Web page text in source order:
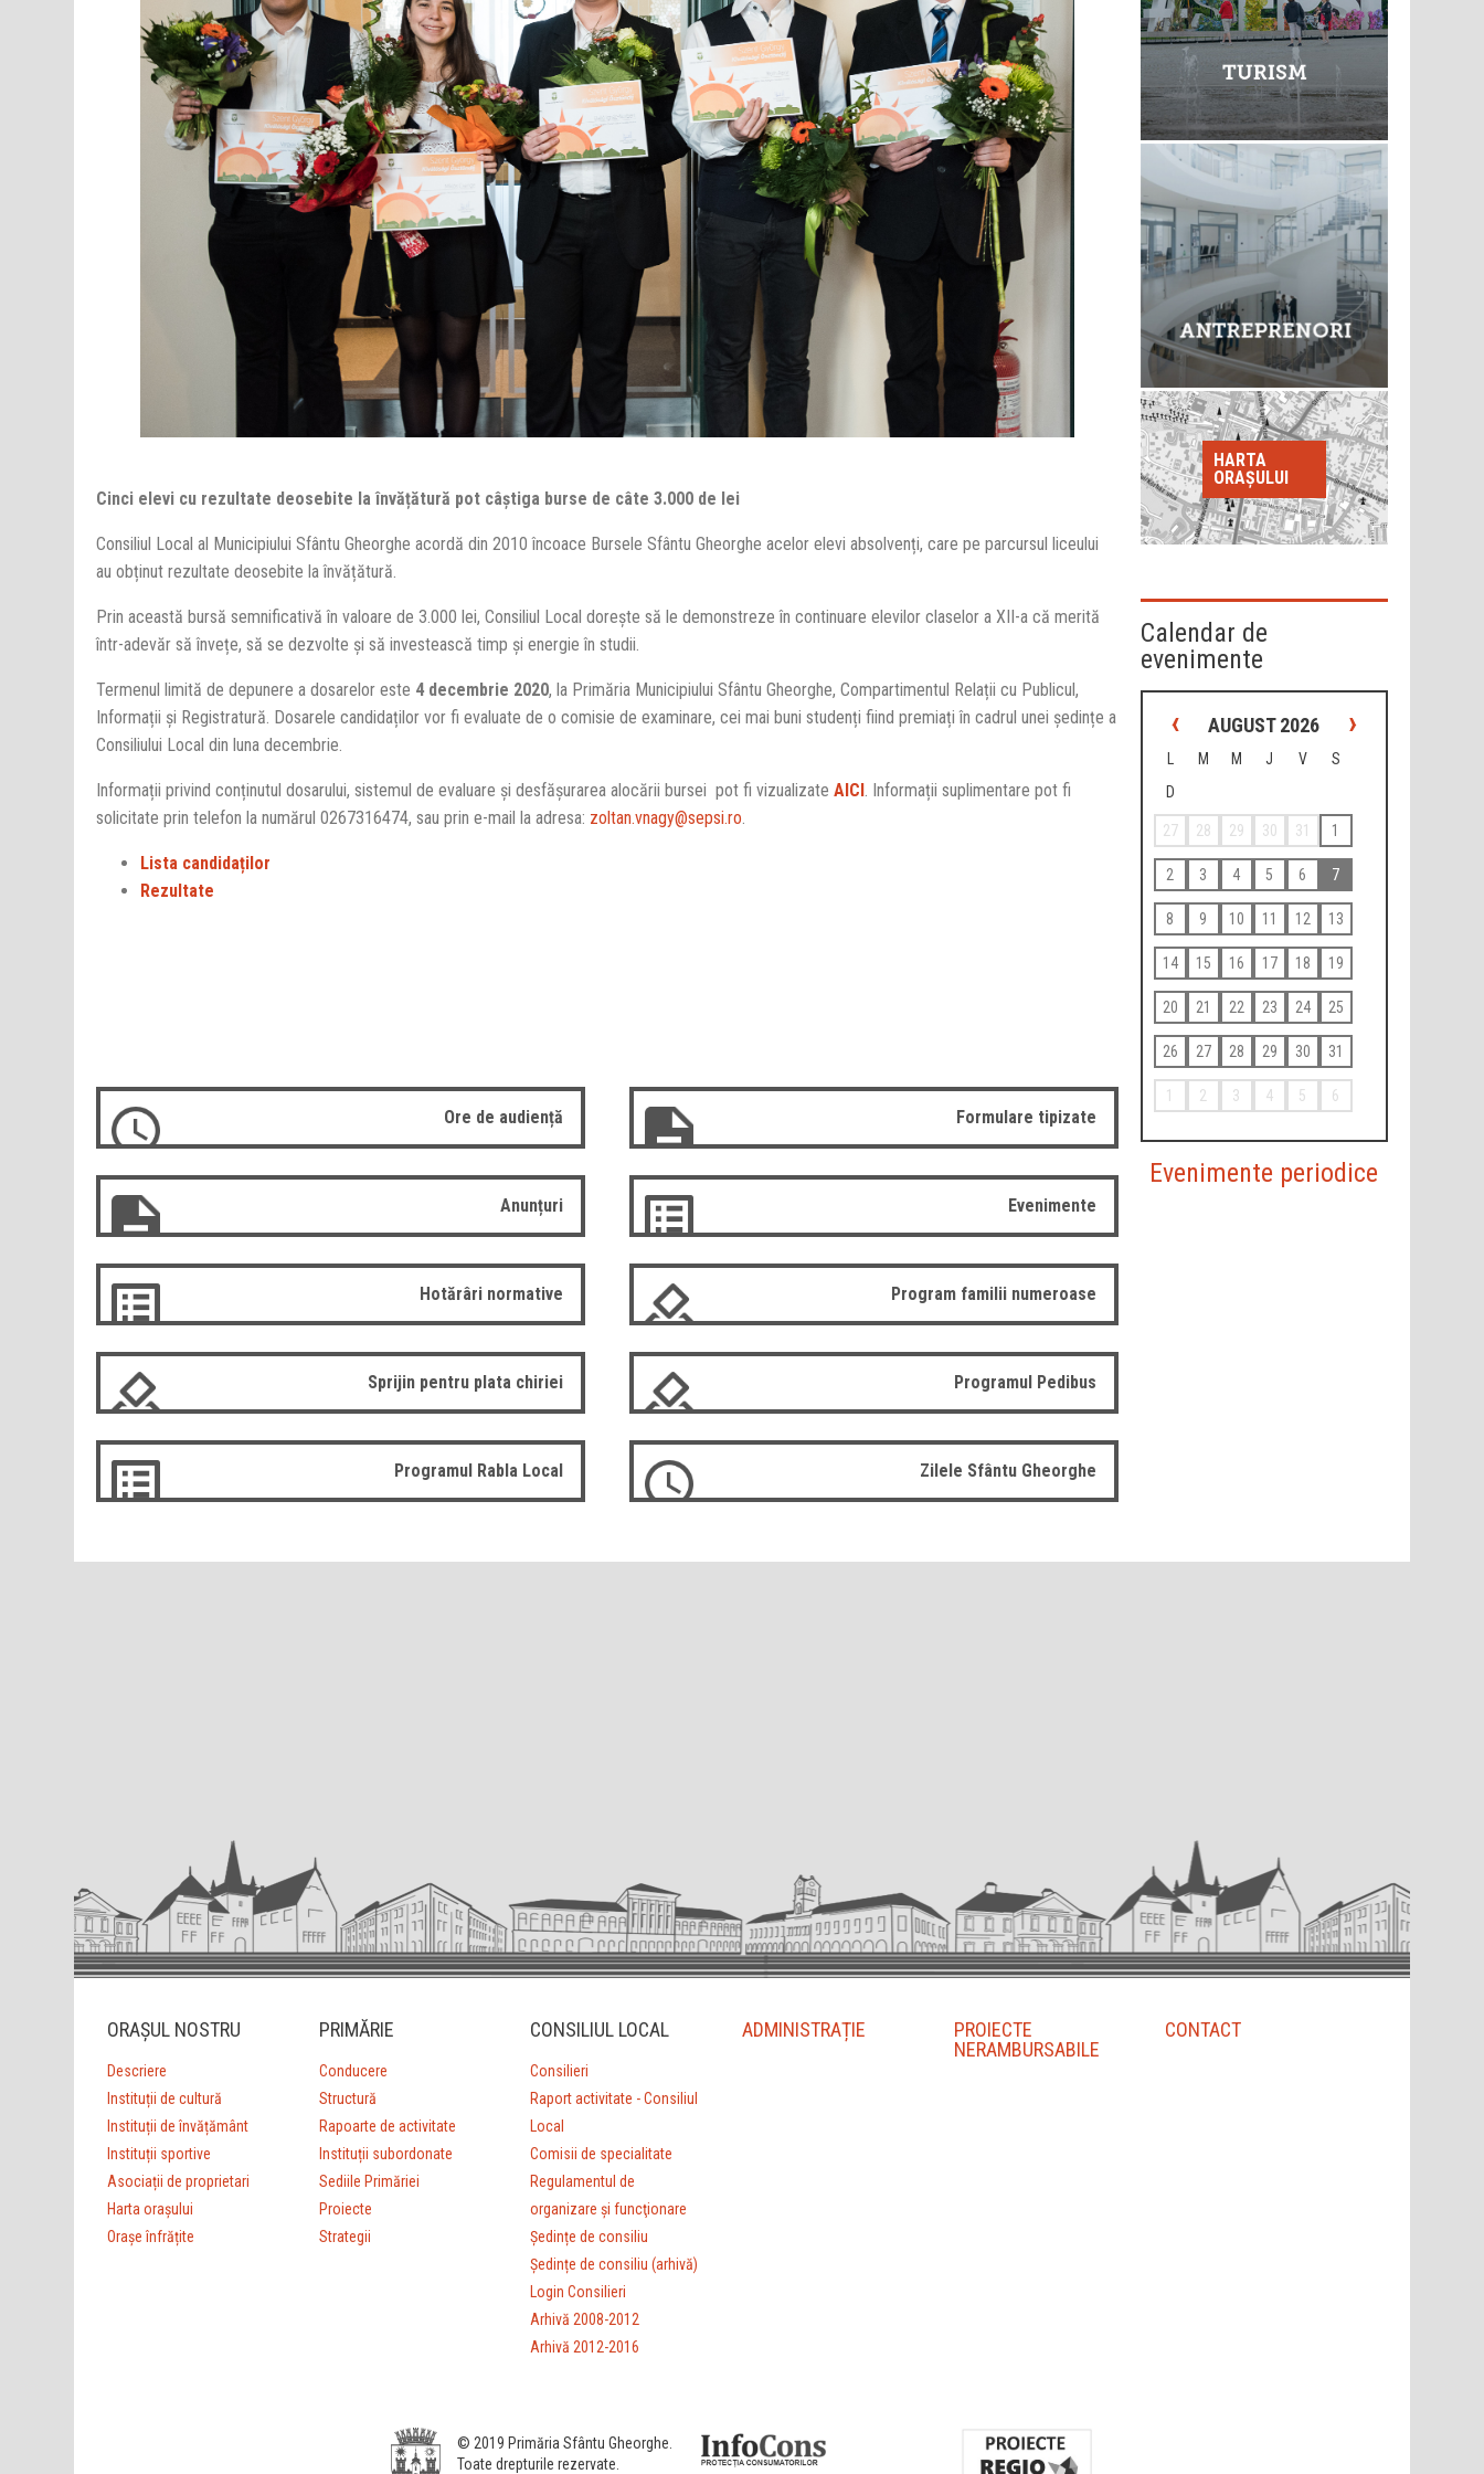
Cinci elevi cu rezultate deosebite la învățătură pot câştiga burse de câte 3.000 de lei
Consiliul Local al Municipiului Sfântu Gheorghe acordă din 2010 încoace Bursele Sfântu Gheorghe acelor elevi absolvenți, care pe parcursul liceului
au obținut rezultate deosebite la învățătură.
Prin această bursă semnificativă în valoare de 3.000 lei, Consiliul Local dorește să le demonstreze în continuare elevilor claselor a XII-a că merită
într-adevăr să învețe, să se dezvolte și să investească timp și energie în studii.
Termenul limită de depunere a dosarelor este 4 decembrie 2020, la Primăria Municipiului Sfântu Gheorghe, Compartimentul Relații cu Publicul,
Informații și Registratură. Dosarele candidaților vor fi evaluate de o comisie de examinare, cei mai buni studenți fiind premiați în cadrul unei ședințe a
Consiliului Local din luna decembrie.
Informații privind conținutul dosarului, sistemul de evaluare și desfășurarea alocării bursei pot fi vizualizateAICI . Informații suplimentare pot fi
solicitate prin telefon la numărul 0267316474, sau prin e-mail la adresa: zoltan.vnagy@sepsi.ro
Lista candidaților
Rezultate
Ore de audiență Formulare tipizate
Anunțuri Evenimente
Hotărâri normative Program familii numeroase
Sprijin pentru plata chiriei Programul Pedibus
Programul Rabla Local Zilele Sfântu Gheorghe
HARTA
ORAȘULUI
Calendar de
evenimente
‹ AUGUST 2026 ›
L M M J V
S
D
27 28 29 30 31 1
2 3 4 5 6 7
8 9 10 11 12 13
14 15 16 17 18 19
20 21 22 23 24 25
26 27 28 29 30 31
1 2 3 4 5 6
Evenimente periodice
ORAȘUL NOSTRU
Descriere
Instituții de cultură
Instituții de învățământ
Instituții sportive
Asociații de proprietari
Harta orașului
Orașe înfrățite
PRIMĂRIE
Conducere
Structură
Rapoarte de activitate
Instituții subordonate
Sediile Primăriei
Proiecte
Strategii
CONSILIUL LOCAL
Consilieri
Raport activitate - Consiliul
Local
Comisii de specialitate
Regulamentul de
organizare şi funcţionare
Ședințe de consiliu
Ședințe de consiliu (arhivă)
Login Consilieri
Arhivă 2008-2012
Arhivă 2012-2016
ADMINISTRAȚIE
PROIECTE
NERAMBURSABILE
CONTACT
© 2019 Primăria Sfântu Gheorghe.
Toate drepturile rezervate.